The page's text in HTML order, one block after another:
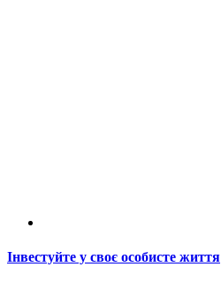
Інвестуйте у своє особисте життя